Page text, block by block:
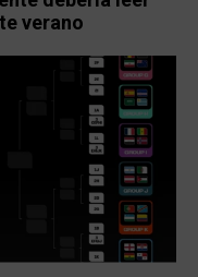
verano